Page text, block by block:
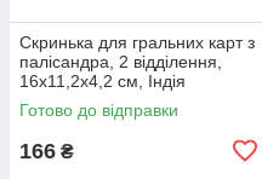
Скринька для гральних карт з
палісандра, 2 відділення,
16х11,2х4,2 см, Індія
Готово до відправки
166 ₴